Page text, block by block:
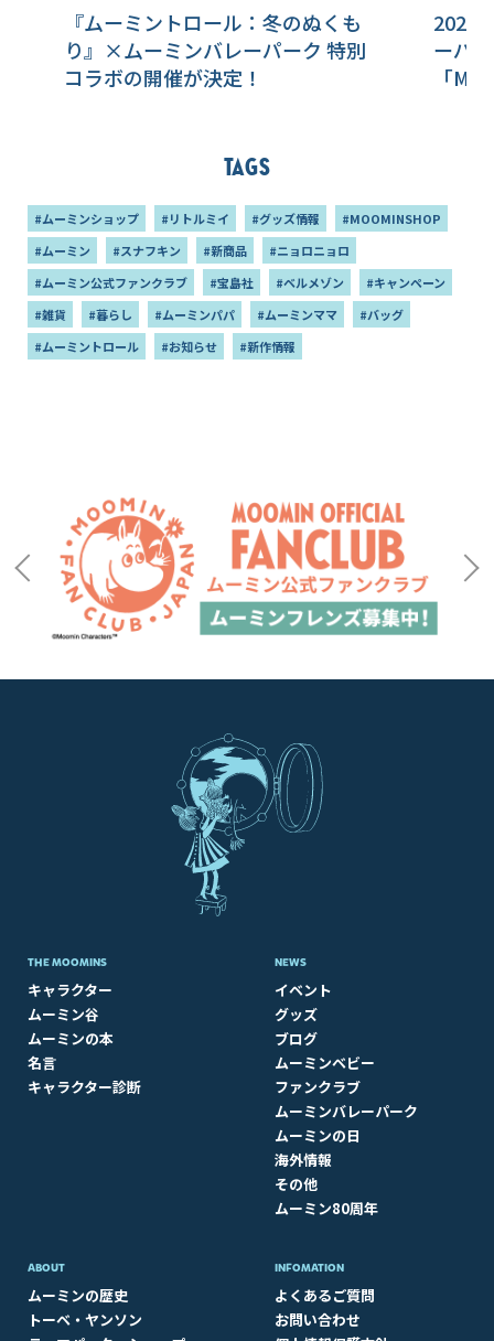
『ムーミントロール：冬のぬくも
り』×ムーミンバレーパーク 特別
コラボの開催が決定！
2026
ーパ
「
Tags
#ムーミンショップ #リトルミイ #グッズ情報
#MOOMINSHOP
#ムーミン
#スナフキン #新商品
#ニョロニョロ
#ムーミン公式ファンクラブ
#宝島社 #ベルメゾン
#キャンペーン
#雑貨
#暮らし #ムーミンパパ #ムーミンママ
#バッグ
#ムーミントロール
#お知らせ #新作情報
THE MOOMINS
キャラクター
ムーミン谷
ムーミンの本
名言
キャラクター診断
NEWS
イベント
グッズ
ブログ
ムーミンベビー
ファンクラブ
ムーミンバレーパーク
ムーミンの日
海外情報
その他
ムーミン80周年
ABOUT​
ムーミンの歴史
トーベ・ヤンソン
INFOMATION
よくあるご質問
お問い合わせ